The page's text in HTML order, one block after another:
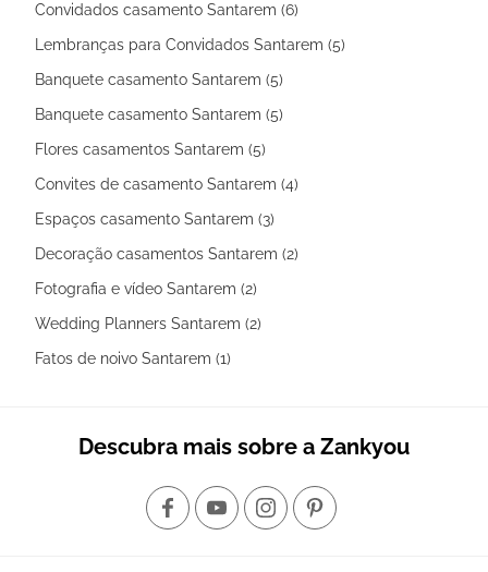
Convidados casamento Santarem (6)
Lembranças para Convidados Santarem (5)
Banquete casamento Santarem (5)
Banquete casamento Santarem (5)
Flores casamentos Santarem (5)
Convites de casamento Santarem (4)
Espaços casamento Santarem (3)
Decoração casamentos Santarem (2)
Fotografia e vídeo Santarem (2)
Wedding Planners Santarem (2)
Fatos de noivo Santarem (1)
Descubra mais sobre a Zankyou